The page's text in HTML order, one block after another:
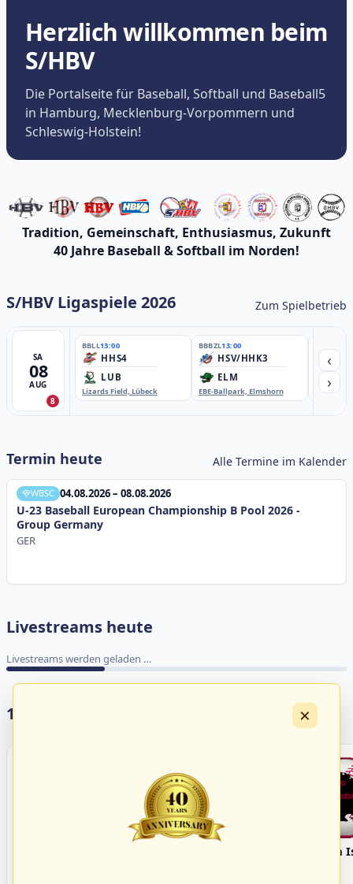
Herzlich willkommen beim
S/HBV
Die Portalseite für Baseball, Softball und Baseball5
in Hamburg, Mecklenburg-Vorpommern und
Schleswig-Holstein!
Tradition, Gemeinschaft, Enthusiasmus, Zukunft
40 Jahre Baseball & Softball im Norden!
S/HBV Ligaspiele 2026 Zum Spielbetrieb
SA
08
AUG
8
BBLL13:00
HHS4
LUB
Lizards Field, Lübeck
BBBZL13:00
HSV/HHK3
ELM
EBE-Ballpark, Elmshorn
‹
›
Termin heute Alle Termine im Kalender
WBSC 04.08.2026 – 08.08.2026
U-23 Baseball European Championship B Pool 2026 -
Group Germany
GER
6 Livestreams heute
0 6 0 14
Championship B Pool 2026 - Group
17 Vereine im S/HBV
×